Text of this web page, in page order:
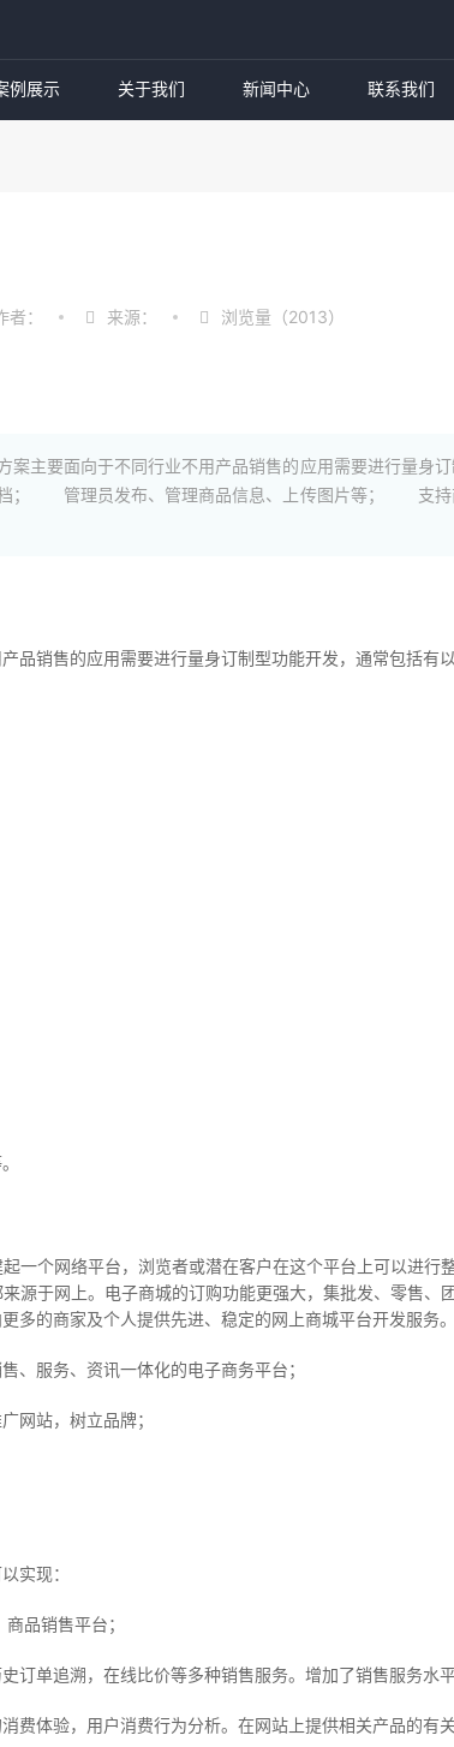
例展示 关于我们 新闻中心 联系我们
者： 来源： 浏览量（2013）
主要面向于不同行业不用产品销售的应用需要进行量
； 管理员发布、管理商品信息、上传图片等； 支持
销售的应用需要进行量身订制型功能开发，通常包括有以
个网络平台，浏览者或潜在客户在这个平台上可以进行
源于网上。电子商城的订购功能更强大，集批发、零售
多的商家及个人提供先进、稳定的网上商城平台开发服务。
服务、资讯一体化的电子商务平台；
站，树立品牌；
实现：
品销售平台；
单追溯，在线比价等多种销售服务。增加了销售服务水平
体验，用户消费行为分析。在网站上提供相关产品的有